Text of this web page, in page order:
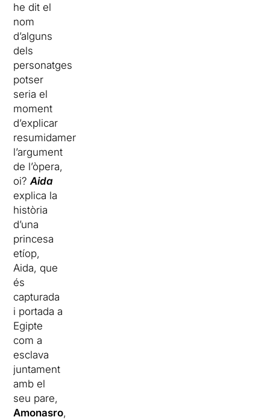
he dit el
nom
d’alguns
dels
personatges
potser
seria el
moment
d’explicar
resumidament
l’argument
de l’òpera,
oi?Aida
explica la
història
d’una
princesa
etíop,
Aida, que
és
capturada
i portada a
Egipte
com a
esclava
juntament
amb el
seu pare,
Amonasro,